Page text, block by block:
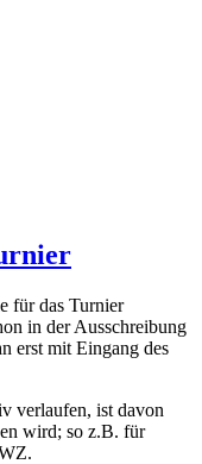
für das Turnier
in der Ausschreibung
erst mit Eingang des
verlaufen, ist davon
wird; so z.B. für